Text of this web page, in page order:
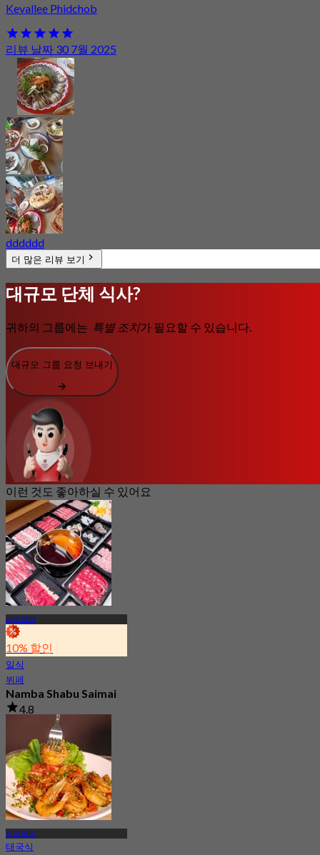
Kevallee Phidchob
리뷰 날짜 30 7월 2025
dddddd
더 많은 리뷰 보기
대규모 단체 식사?
귀하의 그룹에는 특별 조치가 필요할 수 있습니다.
대규모 그룹 요청 보내기
이런 것도 좋아하실 수 있어요
사이 마이
10% 할인
일식
뷔페
Namba Shabu Saimai
4.8
318 예약됨
에서฿ 268
사이 마이
태국식